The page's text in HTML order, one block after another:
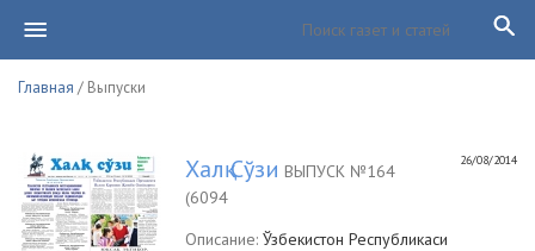
Главная / Выпуски
26/08/2014
Халқ Сўзи ВЫПУСК №164
(6094
Описание: Ўзбекистон Республикаси